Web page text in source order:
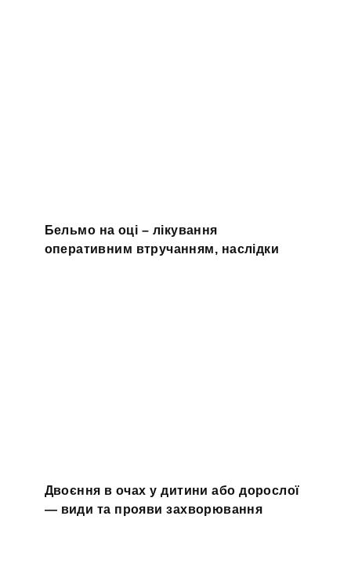
Бельмо на оці – лікування
оперативним втручанням, наслідки
Двоєння в очах у дитини або дорослої
— види та прояви захворювання